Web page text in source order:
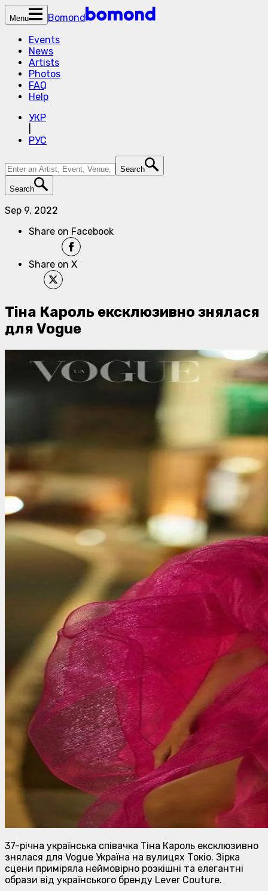
Menu
Bomond
Events
News
Artists
Photos
FAQ
Help
УКР
РУС
Search
Search
Sep 9, 2022
Share on Facebook
Share on X
Тіна Кароль ексклюзивно знялася
для Vogue
37-річна українська співачка Тіна Кароль ексклюзивно
знялася для Vogue Україна на вулицях Токіо. Зірка
сцени приміряла неймовірно розкішні та елегантні
образи від українського бренду Lever Couture.